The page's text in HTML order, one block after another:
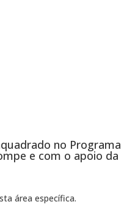
no Programa
e com o apoio da
área específica.